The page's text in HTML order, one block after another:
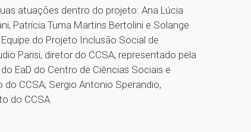
atuações dentro do projeto: Ana Lúcia
Patrícia Tuma Martins Bertolini e Solange
do Projeto Inclusão Social de
Parisi, diretor do CCSA, representado pela
EaD do Centro de Ciências Sociais e
do CCSA; Sergio Antonio Sperandio,
do CCSA.